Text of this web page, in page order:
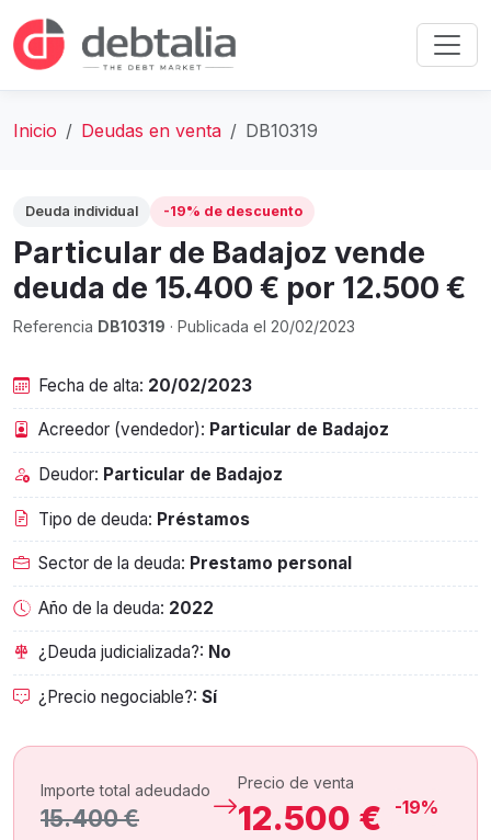
Inicio Deudas en venta DB10319
Deuda individual -19% de descuento
Particular de Badajoz vende
deuda de 15.400 € por 12.500 €
Referencia DB10319 · Publicada el 20/02/2023
Fecha de alta: 20/02/2023
Acreedor (vendedor): Particular de Badajoz
Deudor: Particular de Badajoz
Tipo de deuda: Préstamos
Sector de la deuda: Prestamo personal
Año de la deuda: 2022
¿Deuda judicializada?: No
¿Precio negociable?: Sí
Importe total adeudado
15.400 €
Precio de venta
12.500 € -19%